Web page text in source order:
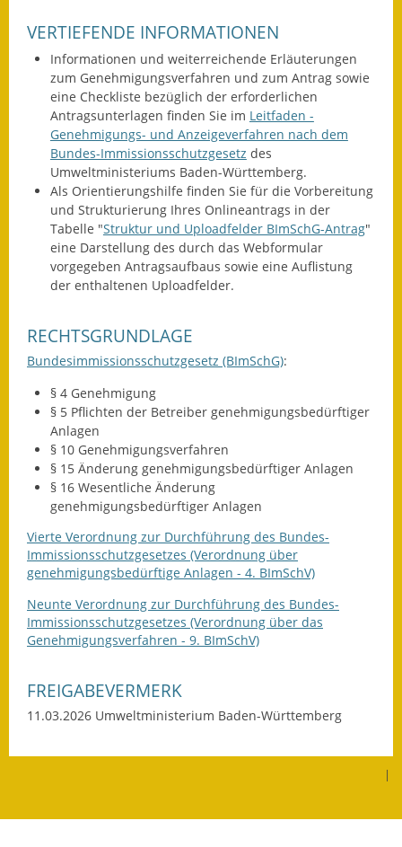
VERTIEFENDE INFORMATIONEN
Informationen und weiterreichende Erläuterungen
zum Genehmigungsverfahren und zum Antrag sowie
eine Checkliste bezüglich der erforderlichen
Antragsunterlagen finden Sie im Leitfaden -
Genehmigungs- und Anzeigeverfahren nach dem
Bundes-Immissionsschutzgesetz des
Umweltministeriums Baden-Württemberg.
Als Orientierungshilfe finden Sie für die Vorbereitung
und Strukturierung Ihres Onlineantrags in der
Tabelle "Struktur und Uploadfelder BImSchG-Antrag"
eine Darstellung des durch das Webformular
vorgegeben Antragsaufbaus sowie eine Auflistung
der enthaltenen Uploadfelder.
RECHTSGRUNDLAGE
Bundesimmissionsschutzgesetz (BImSchG):
§ 4 Genehmigung
§ 5 Pflichten der Betreiber genehmigungsbedürftiger
Anlagen
§ 10 Genehmigungsverfahren
§ 15 Änderung genehmigungsbedürftiger Anlagen
§ 16 Wesentliche Änderung
genehmigungsbedürftiger Anlagen
Vierte Verordnung zur Durchführung des Bundes-
Immissionsschutzgesetzes (Verordnung über
genehmigungsbedürftige Anlagen - 4. BImSchV)
Neunte Verordnung zur Durchführung des Bundes-
Immissionsschutzgesetzes (Verordnung über das
Genehmigungsverfahren - 9. BImSchV)
FREIGABEVERMERK
11.03.2026 Umweltministerium Baden-Württemberg
|